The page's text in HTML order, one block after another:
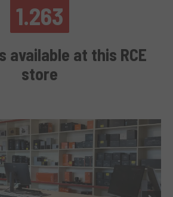
1.263
available at this RCE
store